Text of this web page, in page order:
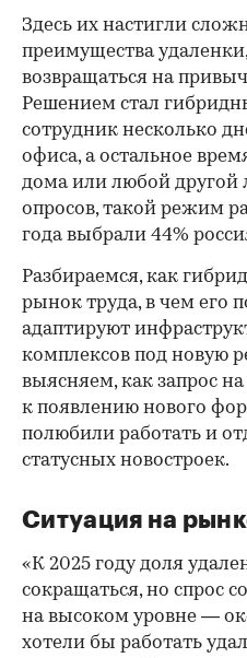
Здесь их настигли
преимущества
возвращаться на
Решением стал
сотрудник несколько
офиса, а остальное
дома или любой
опросов, такой режим
года выбрали 44%
Разбираемся, как
рынок труда, в чем его
адаптируют
комплексов под новую
выясняем, как запрос
к появлению нового
полюбили работать и
статусных новостроек.
Ситуация на
«К 2025 году доля
сокращаться, но спрос
на высоком уровне —
хотели бы работать